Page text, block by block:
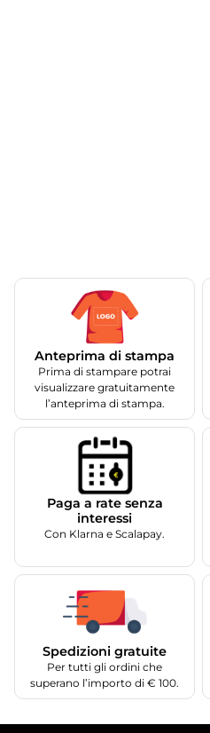
Anteprima di stampa
Prima di stampare potrai
visualizzare gratuitamente
l’anteprima di stampa.
Paga a rate senza
interessi
Con Klarna e Scalapay.
Spedizioni gratuite
Per tutti gli ordini che
superano l’importo di € 100.